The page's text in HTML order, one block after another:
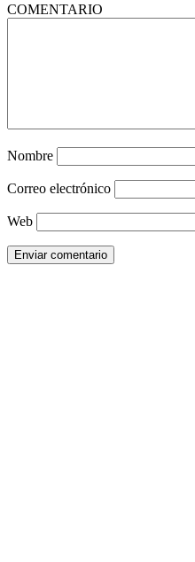
COMENTARIO
Nombre
Correo electrónico
Web